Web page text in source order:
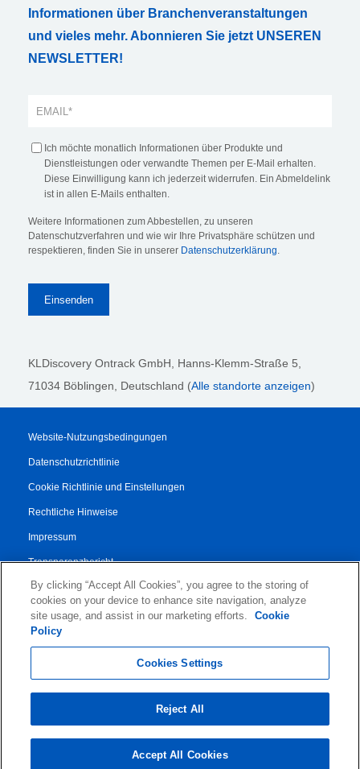
Informationen über Branchenveranstaltungen
und vieles mehr. Abonnieren Sie jetzt UNSEREN
NEWSLETTER!
Ich möchte monatlich Informationen über Produkte und
Dienstleistungen oder verwandte Themen per E-Mail erhalten.
Diese Einwilligung kann ich jederzeit widerrufen. Ein Abmeldelink
ist in allen E-Mails enthalten.
Weitere Informationen zum Abbestellen, zu unseren
Datenschutzverfahren und wie wir Ihre Privatsphäre schützen und
respektieren, finden Sie in unserer Datenschutzerklärung.
KLDiscovery Ontrack GmbH, Hanns-Klemm-Straße 5,
71034 Böblingen, Deutschland (Alle standorte anzeigen)
Website-Nutzungsbedingungen
Datenschutzrichtlinie
Cookie Richtlinie und Einstellungen
Rechtliche Hinweise
Impressum
Transparenzbericht
AGB
Vertrag für Autorisierte Partner
© 2026 KLDiscovery Ontrack - All Rights Reserved.
By clicking “Accept All Cookies”, you agree to the storing of
cookies on your device to enhance site navigation, analyze
site usage, and assist in our marketing efforts.
Cookie
Policy
Cookies Settings
Reject All
Accept All Cookies